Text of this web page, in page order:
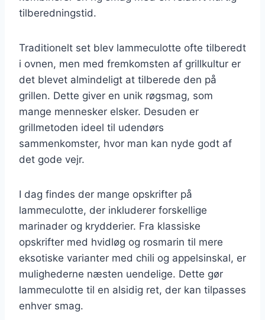
tilberedningstid.
Traditionelt set blev lammeculotte ofte tilberedt
i ovnen, men med fremkomsten af grillkultur er
det blevet almindeligt at tilberede den på
grillen. Dette giver en unik røgsmag, som
mange mennesker elsker. Desuden er
grillmetoden ideel til udendørs
sammenkomster, hvor man kan nyde godt af
det gode vejr.
I dag findes der mange opskrifter på
lammeculotte, der inkluderer forskellige
marinader og krydderier. Fra klassiske
opskrifter med hvidløg og rosmarin til mere
eksotiske varianter med chili og appelsinskal, er
mulighederne næsten uendelige. Dette gør
lammeculotte til en alsidig ret, der kan tilpasses
enhver smag.